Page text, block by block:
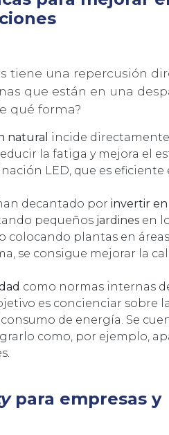
tiene una repercusión
que están en una
qué forma?
natural incide
la fatiga y mejora el
LED, que es eficiente
decantado porinvertir en
pequeños jardines en
colocando plantas en áreas
se consigue mejorar la
como normas internas
es concienciar sobre la
de energía. Se
como, por ejemplo,
para empresas y